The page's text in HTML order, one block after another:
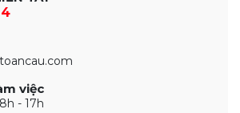
việc
- 17h